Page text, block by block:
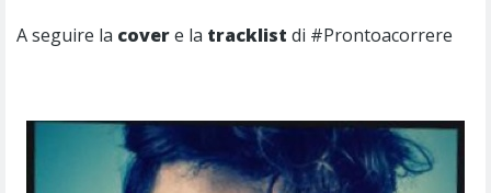
A seguire la covere la tracklist di #Prontoacorrere